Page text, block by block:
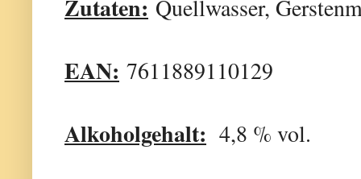
Zutaten: Quellwasser,
EAN: 7611889110129
Alkoholgehalt: 4,8 % vol.